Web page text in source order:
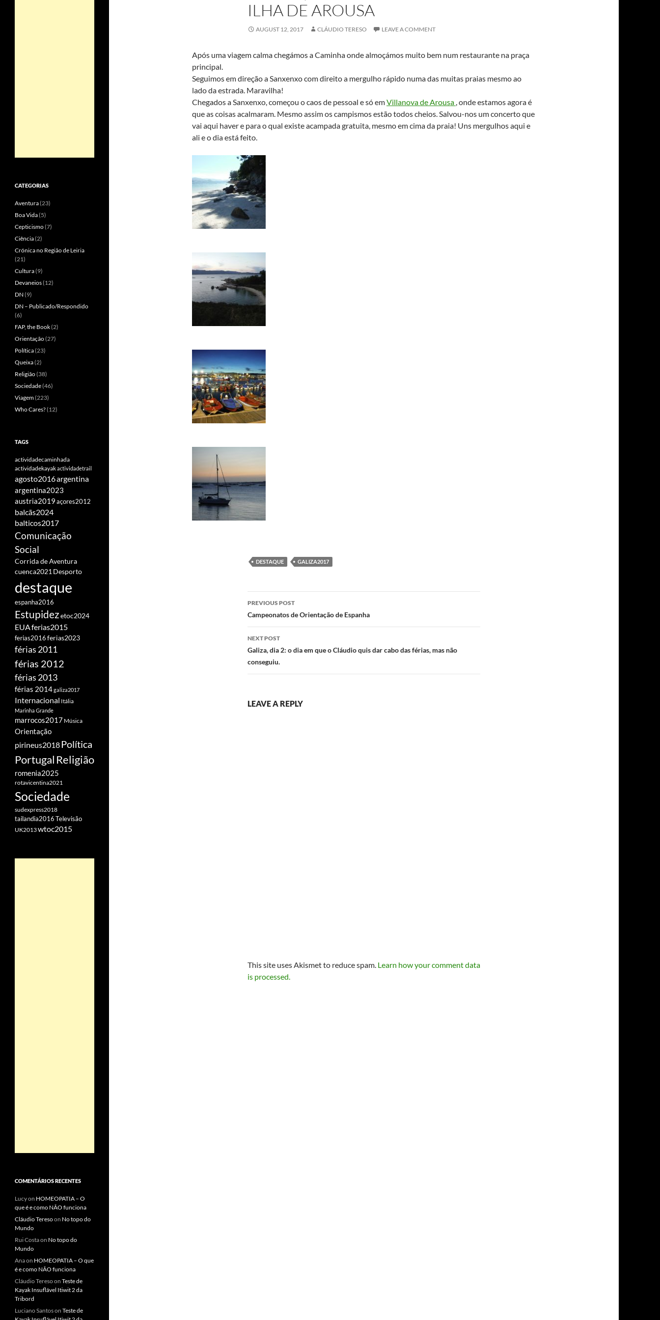
ILHA DE AROUSA
AUGUST 12, 2017 CLÁUDIO TERESO LEAVE A COMMENT
Após uma viagem calma chegámos a Caminha onde almoçámos muito bem num restaurante na praça
principal.
Seguimos em direção a Sanxenxo com direito a mergulho rápido numa das muitas praias mesmo ao
lado da estrada. Maravilha!
Chegados a Sanxenxo, começou o caos de pessoal e só emVillanova de Arousa , onde estamos agora é
que as coisas acalmaram. Mesmo assim os campismos estão todos cheios. Salvou-nos um concerto que
vai aqui haver e para o qual existe acampada gratuita, mesmo em cima da praia! Uns mergulhos aqui e
ali e o dia está feito.
DESTAQUE GALIZA2017
Post
navigation
PREVIOUS POST
Campeonatos de Orientação de Espanha
NEXT POST
Galiza, dia 2: o dia em que o Cláudio quis dar cabo das férias, mas não
conseguiu.
LEAVE A REPLY
This site uses Akismet to reduce spam. Learn how your comment data
is processed.
CATEGORIAS
Aventura(23)
Boa Vida(5)
Cepticismo(7)
Ciência(2)
Crónica no Região de Leiria
(21)
Cultura(9)
Devaneios(12)
DN (9)
DN – Publicado/Respondido
(6)
FAP, the Book(2)
Orientação(27)
Política(23)
Queixa(2)
Religião(38)
Sociedade(46)
Viagem(223)
Who Cares?(12)
TAGS
actividadecaminhada
actividadekayakactividadetrail
agosto2016argentina
argentina2023
austria2019açores2012
balcãs2024
balticos2017
Comunicação
Social
Corrida de Aventura
cuenca2021 Desporto
destaque
espanha2016
Estupidezetoc2024
EUAferias2015
ferias2016ferias2023
férias 2011
férias 2012
férias 2013
férias 2014galiza2017
Internacional Itália
Marinha Grande
marrocos2017 Música
Orientação
pirineus2018 Política
Portugal Religião
romenia2025
rotavicentina2021
Sociedade
sudexpress2018
tailandia2016Televisão
UK2013wtoc2015
COMENTÁRIOS RECENTES
Lucyon HOMEOPATIA – O
que é e como NÃO funciona
Cláudio Teresoon No topo do
Mundo
Rui Costaon No topo do
Mundo
Anaon HOMEOPATIA – O que
é e como NÃO funciona
Cláudio Teresoon Teste de
Kayak Insuflável Itiwit 2 da
Tribord
Luciano Santoson Teste de